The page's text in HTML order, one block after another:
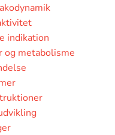
indikation
og metabolisme